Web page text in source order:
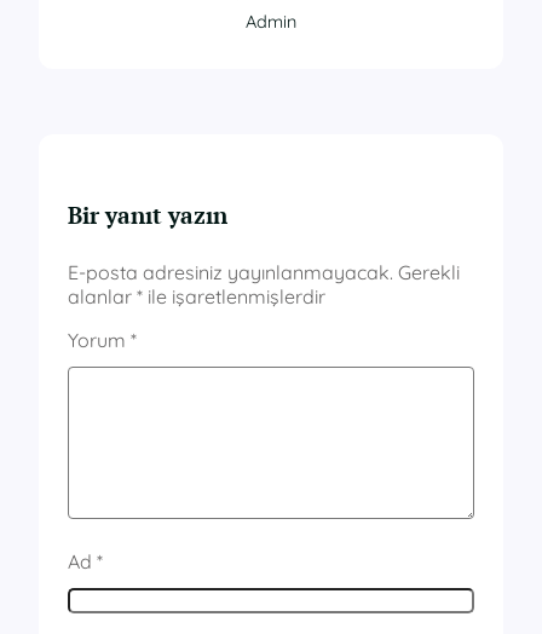
Admin
Bir yanıt yazın
E-posta adresiniz yayınlanmayacak. Gerekli
alanlar * ile işaretlenmişlerdir
Yorum *
Ad *